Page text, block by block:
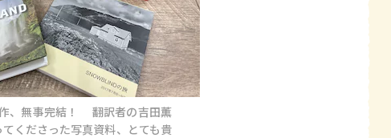
、無事完結！ 翻訳者の吉田薫
くださった写真資料、とても貴
賞金稼ぎスリーサム！ 二重拘束の…